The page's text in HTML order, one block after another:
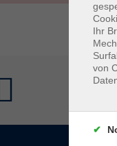
Ihr
von